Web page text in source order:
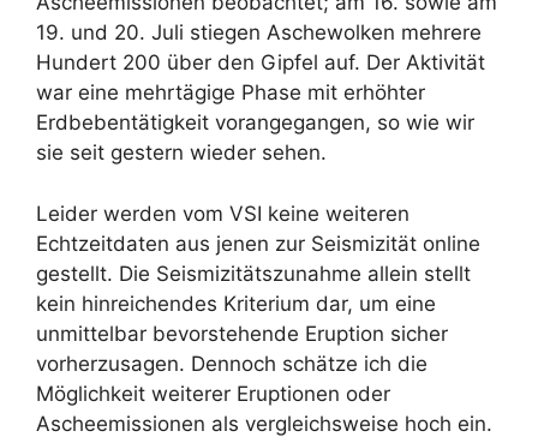
19. und 20. Juli stiegen Aschewolken mehrere
Hundert 200 über den Gipfel auf. Der Aktivität
war eine mehrtägige Phase mit erhöhter
Erdbebentätigkeit vorangegangen, so wie wir
sie seit gestern wieder sehen.
Leider werden vom VSI keine weiteren
Echtzeitdaten aus jenen zur Seismizität online
gestellt. Die Seismizitätszunahme allein stellt
kein hinreichendes Kriterium dar, um eine
unmittelbar bevorstehende Eruption sicher
vorherzusagen. Dennoch schätze ich die
Möglichkeit weiterer Eruptionen oder
Ascheemissionen als vergleichsweise hoch ein.